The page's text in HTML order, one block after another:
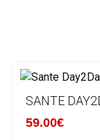
Λογαριασμό.
κάποιον
SANTE
59.00€